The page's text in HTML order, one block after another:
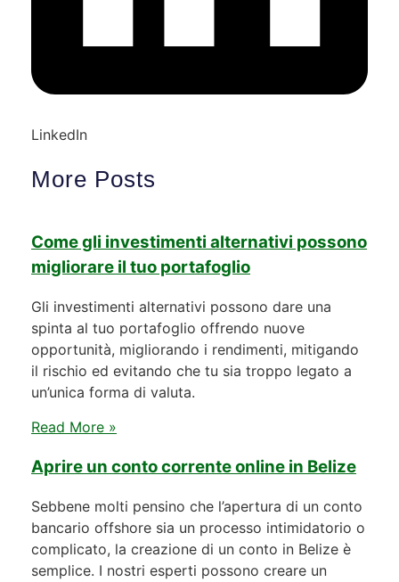
LinkedIn
More Posts
Come gli investimenti alternativi possono
migliorare il tuo portafoglio
Gli investimenti alternativi possono dare una
spinta al tuo portafoglio offrendo nuove
opportunità, migliorando i rendimenti, mitigando
il rischio ed evitando che tu sia troppo legato a
un’unica forma di valuta.
Read More »
Aprire un conto corrente online in Belize
Sebbene molti pensino che l’apertura di un conto
bancario offshore sia un processo intimidatorio o
complicato, la creazione di un conto in Belize è
semplice. I nostri esperti possono creare un